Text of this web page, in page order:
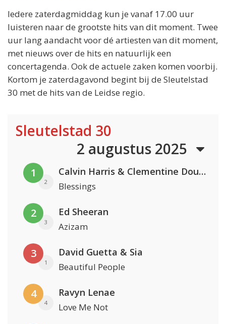
Iedere zaterdagmiddag kun je vanaf 17.00 uur
luisteren naar de grootste hits van dit moment. Twee
uur lang aandacht voor dé artiesten van dit moment,
met nieuws over de hits en natuurlijk een
concertagenda. Ook de actuele zaken komen voorbij.
Kortom je zaterdagavond begint bij de Sleutelstad
30 met de hits van de Leidse regio.
Sleutelstad 30
2 augustus 2025
1
2
Calvin Harris & Clementine Douglas
Blessings
2
3
Ed Sheeran
Azizam
3
1
David Guetta & Sia
Beautiful People
4
4
Ravyn Lenae
Love Me Not